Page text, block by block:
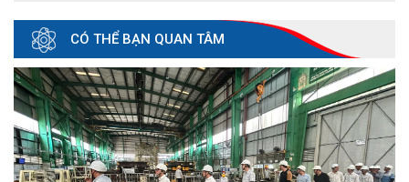
CÓ THỂ BẠN QUAN TÂM